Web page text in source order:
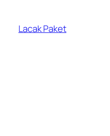
konten
Lacak Paket